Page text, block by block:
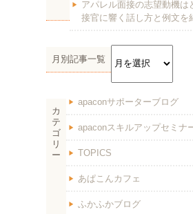
アパレル面接の志望動機は
接官に響く話し方と例文を
月別記事一覧
カ
テ
ゴ
リ
ー
apaconサポーターブログ
apaconスキルアップセミナ
TOPICS
あぱこんカフェ
ふかふかブログ